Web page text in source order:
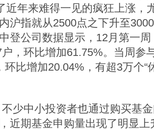
近年来难得一见的疯狂上涨，
沪指就从2500点之下升至
登公司数据显示，12月第一
，环比增加61.75%。当周参
环比增加20.04%，有超3万个“
中小投资者也通过购买基金
近期基金申购量出现了明显上